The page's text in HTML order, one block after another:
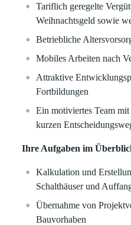
Tariflich geregelte
Weihnachtsgeld sowie
Betriebliche
Mobiles Arbeiten nach
Attraktive
Fortbildungen
Ein motiviertes Team
kurzen
Ihre Aufgaben im
Kalkulation und
Schalthäuser und
Übernahme von
Bauvorhaben